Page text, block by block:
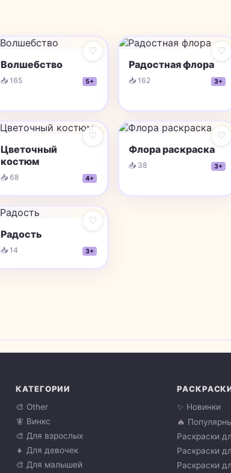
♡
Волшебство
📥 165 5+
♡
Радостная флора
📥 162 3+
♡
Цветочный
костюм
📥 68 4+
♡
Флора раскраска
📥 38 3+
♡
Радость
📥 14 3+
КАТЕГОРИИ
🎨 Other
🧚 Винкс
🎨 Для взрослых
👧 Для девочек
🎨 Для малышей
✨ Новинки
🔥
Раскраски
Раскраски
Раскраски